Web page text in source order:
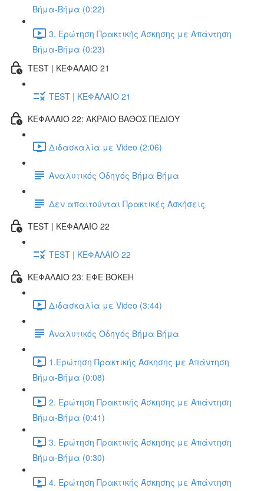
Βήμα-Βήμα (0:22)
3. Ερώτηση Πρακτικής Άσκησης με Απάντηση
Βήμα-Βήμα (0:23)
TEST | ΚΕΦΑΛΑΙΟ 21
TEST | ΚΕΦΑΛΑΙΟ 21
ΚΕΦΑΛΑΙΟ 22: ΑΚΡΑΙΟ ΒΑΘΟΣ ΠΕΔΙΟΥ
Διδασκαλία με Video (2:06)
Αναλυτικός Οδηγός Βήμα Βήμα
Δεν απαιτούνται Πρακτικές Ασκήσεις
TEST | ΚΕΦΑΛΑΙΟ 22
TEST | ΚΕΦΑΛΑΙΟ 22
ΚΕΦΑΛΑΙΟ 23: ΕΦΕ BOKEH
Διδασκαλία με Video (3:44)
Αναλυτικός Οδηγός Βήμα Βήμα
1.Ερώτηση Πρακτικής Άσκησης με Απάντηση
Βήμα-Βήμα (0:08)
2. Ερώτηση Πρακτικής Άσκησης με Απάντηση
Βήμα-Βήμα (0:41)
3. Ερώτηση Πρακτικής Άσκησης με Απάντηση
Βήμα-Βήμα (0:30)
4. Ερώτηση Πρακτικής Άσκησης με Απάντηση